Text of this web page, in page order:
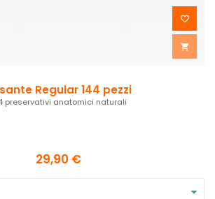


Regular 144 pezzi
preservativi anatomici naturali
29,90 €